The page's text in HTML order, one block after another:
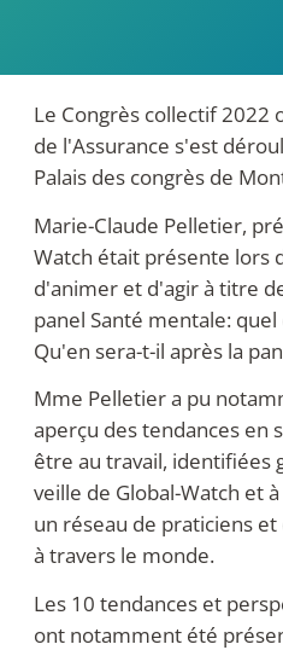
Le Congrès collectif 2022
de l'Assurance s'est
Palais des congrès de
Marie-Claude Pelletier,
Watch était présente lors
d'animer et d'agir à titre
panel Santé mentale:
Qu'en sera-t-il après la
Mme Pelletier a pu
aperçu des tendances en
être au travail, identifiées
veille de Global-Watch et
un réseau de praticiens
à travers le monde.
Les 10 tendances et
ont notamment été